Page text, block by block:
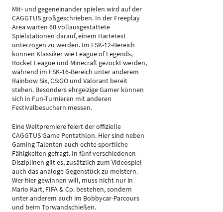
Mit- und gegeneinander spielen wird auf der
CAGGTUS großgeschrieben. In der Freeplay
Area warten 60 vollausgestattete
Spielstationen darauf, einem Härtetest
unterzogen zu werden. Im FSK-12-Bereich
können Klassiker wie League of Legends,
Rocket League und Minecraft gezockt werden,
während im FSK-16-Bereich unter anderem
Rainbow Six, CS:GO und Valorant bereit
stehen. Besonders ehrgeizige Gamer können
sich in Fun-Turnieren mit anderen
Festivalbesuchern messen.
Eine Weltpremiere feiert der offizielle
CAGGTUS Game Pentathlon. Hier sind neben
Gaming-Talenten auch echte sportliche
Fähigkeiten gefragt. In fünf verschiedenen
Disziplinen gilt es, zusätzlich zum Videospiel
auch das analoge Gegenstück zu meistern.
Wer hier gewinnen will, muss nicht nur in
Mario Kart, FIFA & Co. bestehen, sondern
unter anderem auch im Bobbycar-Parcours
und beim Torwandschießen.